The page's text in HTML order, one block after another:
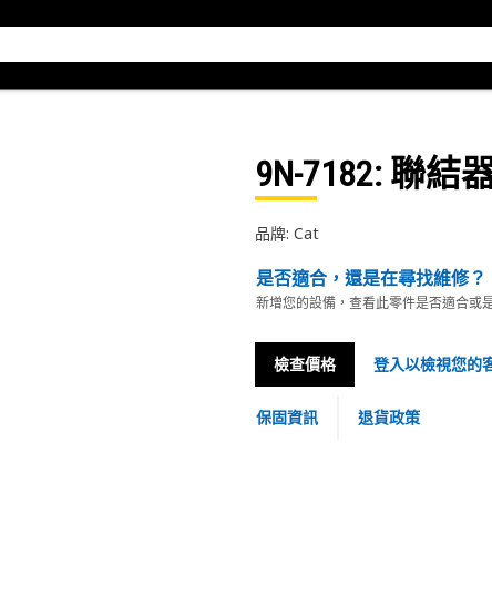
9N-7182: 聯結
品牌: Cat
是否適合，還是在尋找維修？
新增您的設備，查看此零件是否適合或
檢查價格 登入以檢視您的
保固資訊 退貨政策